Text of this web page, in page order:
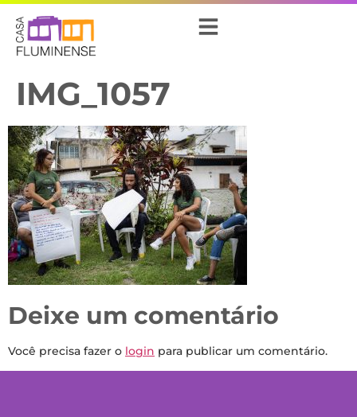
IMG_1057
Deixe um comentário
Você precisa fazer o login para publicar um comentário.